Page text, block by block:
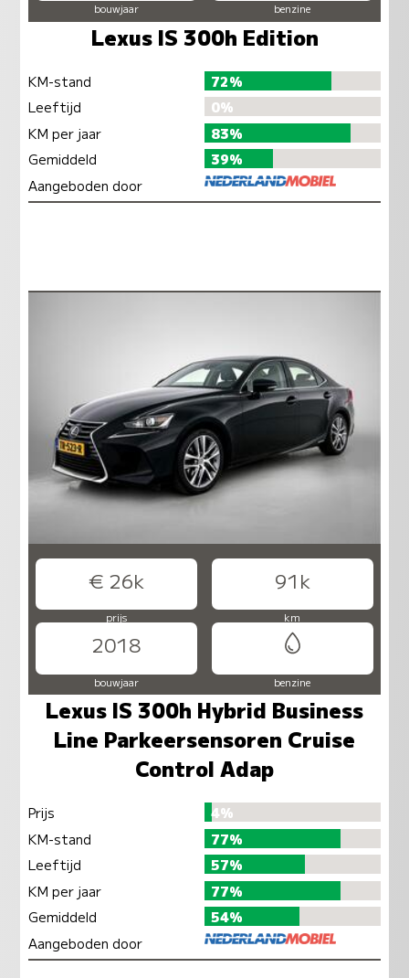
bouwjaar benzine
Lexus IS 300h Edition
KM-stand
72%
Leeftijd
0%
KM per jaar
83%
Gemiddeld
39%
Aangeboden door
€ 26k 91k
prijs km
2018
bouwjaar benzine
Lexus IS 300h Hybrid Business
Line Parkeersensoren Cruise
Control Adap
Prijs
4%
KM-stand
77%
Leeftijd
57%
KM per jaar
77%
Gemiddeld
54%
Aangeboden door